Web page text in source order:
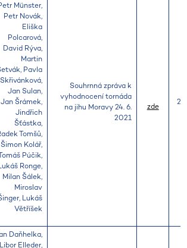
Münster,
Petr Novák,
Eliška
Polcarová,
David Rýva,
Martin
Pavla
Skřivánková,
Jan Sulan,
Jan Šrámek,
Jindřich
Šťástka,
Tomšů,
Šimon Kolář,
Púčik,
Ronge,
Milan Šálek,
Miroslav
Lukáš
Větříšek
Souhrnná zpráva k
vyhodnocení tornáda
na jihu Moravy 24. 6.
2021
zde
Daňhelka,
Libor Elleder,